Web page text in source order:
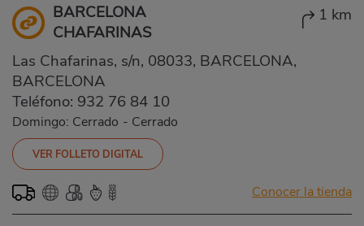
BARCELONA
CHAFARINAS
1 km
Las Chafarinas, s/n, 08033, BARCELONA,
BARCELONA
Teléfono: 932 76 84 10
Domingo: Cerrado - Cerrado
VER FOLLETO DIGITAL
Conocer la tienda